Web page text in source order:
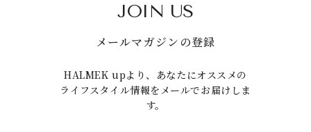
JOIN US
メールマガジンの登録
HALMEK upより、あなたにオススメの
ライフスタイル情報をメールでお届けしま
す。